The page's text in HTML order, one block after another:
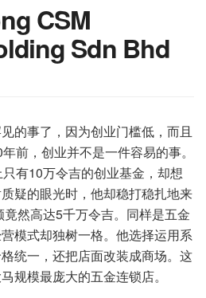
CSM
Sdn Bhd
的事了，因为创业门槛低，而且
前，创业并不是一件容易的事。
有10万令吉的创业基金，却想
疑的眼光时，他却稳打稳扎地来
然高达5千万令吉。同样是五金
模式却独树一格。他选择运用系
统一，还把店面改装成商场。这
规模最庞大的五金连锁店。